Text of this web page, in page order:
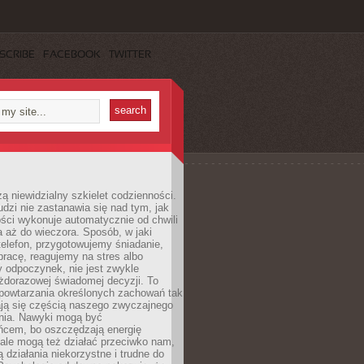
FACEBOOK TWITTER
niewidzialny szkielet codzienności.
nie zastanawia się nad tym, jak
wykonuje automatycznie od chwili
aż do wieczora. Sposób, w jaki
przygotowujemy śniadanie,
reagujemy na stres albo
odpoczynek, nie jest zwykle
świadomej decyzji. To
określonych zachowań tak
się częścią naszego zwyczajnego
Nawyki mogą być
bo oszczędzają energię
mogą też działać przeciwko nam,
działania niekorzystne i trudne do